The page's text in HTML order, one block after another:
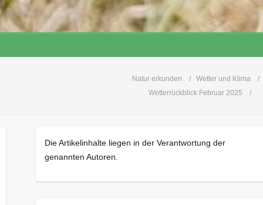
Natur erkunden
Wetter und Klima
Wetterrückblick Februar 2025
Die Artikelinhalte liegen in der Verantwortung der
genannten Autoren.